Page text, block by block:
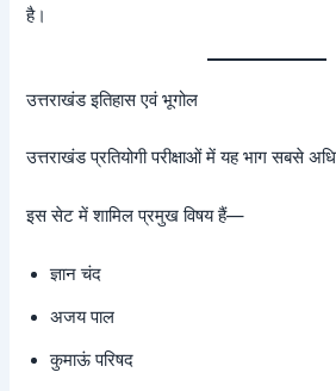
है।
उत्तराखंड इतिहास एवं भूगोल
उत्तराखंड प्रतियोगी परीक्षाओं में यह भाग सबसे
इस सेट में शामिल प्रमुख विषय हैं—
ज्ञान चंद
अजय पाल
कुमाऊं परिषद